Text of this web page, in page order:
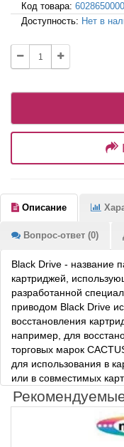
Код товара:
Доступность: Нет в
Описание
Вопрос-ответ (0)
Black Drive - название
картриджей,
разработанной
приводом Black Drive
восстановления
например, для
торговых марок
для использования в
или в совместимых